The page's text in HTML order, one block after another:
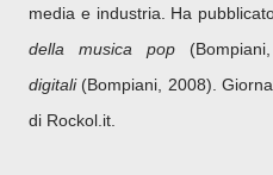
media e industria. Ha
della musica pop
digitali(Bompiani, 2008).
di Rockol.it.